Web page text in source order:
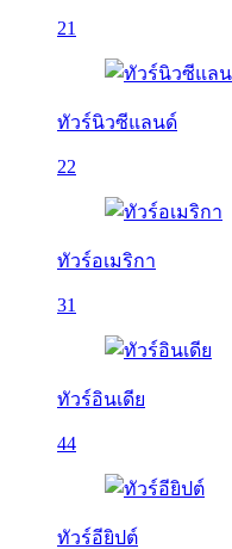
21
ทัวร์นิวซีแลนด์
22
ทัวร์อเมริกา
31
ทัวร์อินเดีย
44
ทัวร์อียิปต์